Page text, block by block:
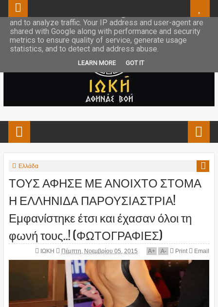
Ελλάδα
ΤΟΥΣ ΑΦΗΣΕ ΜΕ ΑΝΟΙΧΤΟ ΣΤΟΜΑ
Η ΕΛΛΗΝΙΔΑ ΠΑΡΟΥΣΙΑΣΤΡΙΑ!
Εμφανίστηκε έτσι και έχασαν όλοι τη
φωνή τους..! (ΦΩΤΟΓΡΑΦΙΕΣ)
ΙΩΚΗ Πέμπτη, Νοεμβρίου 05, 2015 A+ A- Print Email
This site uses cookies from Google to deliver its services
and to analyze traffic. Your IP address and user-agent are
shared with Google along with performance and security
metrics to ensure quality of service, generate usage
statistics, and to detect and address abuse.
LEARN MORE GOT IT